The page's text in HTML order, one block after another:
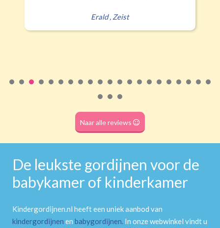
(dubbele tunnel)
Half verduisterend Volledige verduisterend
Erald, Zeist
Naar alle reviews
De leukste gordijnen voor de
babykamer of kinderkamer
Kindergordijnen.nl heeft een uniek aanbod van
kindergordijnen en babygordijnen. In onze webwinkel vindt u